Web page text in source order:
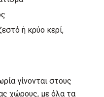
ή κρύο κερί,
γίνονται στους
χώρους, με όλα τα